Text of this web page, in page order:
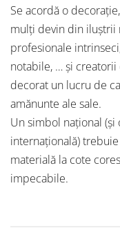
Se acordă o
mulți devin din iluștrii
profesionale
notabile, … și
decorat un lucru de
amănunte ale sale.
Un simbol național
internațională)
materială la cote
impecabile.